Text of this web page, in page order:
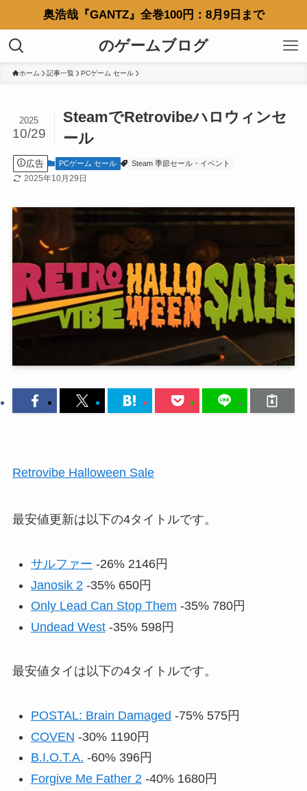
奥浩哉『GANTZ』全巻100円：8月9日まで
のゲームブログ
ホーム 記事一覧 PCゲーム セール
SteamでRetrovibeハロウィンセ
ール
2025
10/29
広告 PCゲーム セール Steam 季節セール・イベント
2025年10月29日
Retrovibe Halloween Sale
最安値更新は以下の4タイトルです。
サルファー -26% 2146円
Janosik 2 -35% 650円
Only Lead Can Stop Them -35% 780円
Undead West-35% 598円
最安値タイは以下の4タイトルです。
POSTAL: Brain Damaged -75% 575円
COVEN -30% 1190円
B.I.O.T.A. -60% 396円
Forgive Me Father 2 -40% 1680円